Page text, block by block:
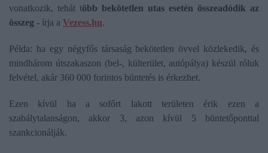
vonatkozik, tehát több bekötetlen utas esetén összeadódik az
összeg - írja a Vezess.hu.
Példa: ha egy négyfős társaság bekötetlen övvel közlekedik, és
mindhárom útszakaszon (bel-, külterület, autópálya) készül róluk
felvétel, akár 360 000 forintos büntetés is érkezhet.
Ezen kívül ha a sofőrt lakott területen érik ezen a
szabálytalanságon, akkor 3, azon kívül 5 büntetőponttal
szankcionálják.